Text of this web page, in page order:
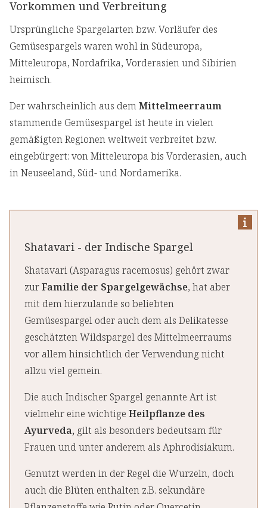
Vorkommen und Verbreitung
Ursprüngliche Spargelarten bzw. Vorläufer des
Gemüsespargels waren wohl in Südeuropa,
Mitteleuropa, Nordafrika, Vorderasien und Sibirien
heimisch.
Der wahrscheinlich aus demMittelmeerraum
stammende Gemüsespargel ist heute in vielen
gemäßigten Regionen weltweit verbreitet bzw.
eingebürgert: von Mitteleuropa bis Vorderasien, auch
in Neuseeland, Süd- und Nordamerika.
Shatavari - der Indische Spargel
Shatavari (Asparagus racemosus) gehört zwar
zurFamilie der Spargelgewächse, hat aber
mit dem hierzulande so beliebten
Gemüsespargel oder auch dem als Delikatesse
geschätzten Wildspargel des Mittelmeerraums
vor allem hinsichtlich der Verwendung nicht
allzu viel gemein.
Die auch Indischer Spargel genannte Art ist
vielmehr eine wichtige Heilpflanze des
Ayurveda, gilt als besonders bedeutsam für
Frauen und unter anderem als Aphrodisiakum.
Genutzt werden in der Regel die Wurzeln, doch
auch die Blüten enthalten z.B. sekundäre